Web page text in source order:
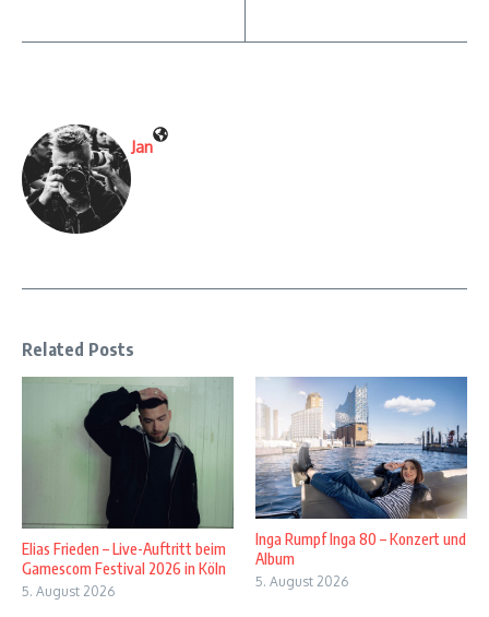
Jan
Related Posts
Elias Frieden – Live-Auftritt beim
Gamescom Festival 2026 in Köln
5. August 2026
Inga Rumpf Inga 80 – Konzert und
Album
5. August 2026